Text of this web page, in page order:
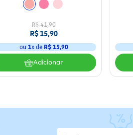
R$ 41,90
R$ 15,90
ou 1x de R$ 15,90
Adicionar